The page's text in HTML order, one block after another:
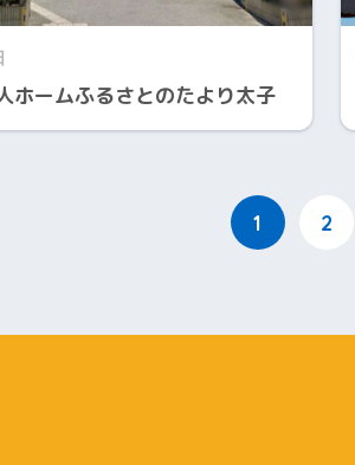
ホームふるさとのたより太子
1 2